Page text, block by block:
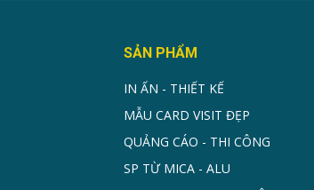
SẢN PHẨM
IN ẤN - THIẾT KẾ
MẪU CARD VISIT ĐẸP
QUẢNG CÁO - THI CÔNG
SP TỪ MICA - ALU